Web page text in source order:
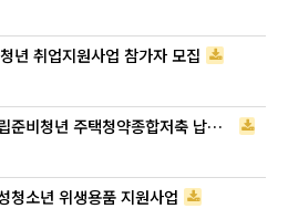
년 취업지원사업 참가자 모집
[대한적십자사] 2024년 자립준비청년 주택청약종합저축 납입금지원사업
청소년 위생용품 지원사업